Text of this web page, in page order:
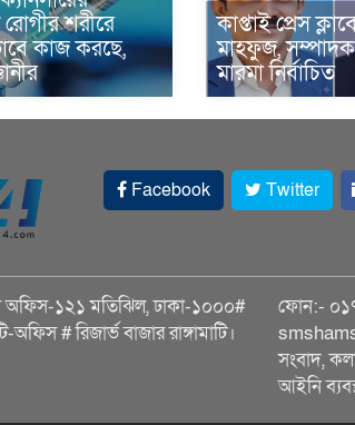
শরীরে
কাজ করছে,
কাপ্তাই প্রেস
মাহফুজ,
মারমা নির্বাচিত
Facebook Twitter
অফিস-১২১ মতিঝিল, ঢাকা-১০০০#
অফিস # রিজার্ভ বাজার রাঙ্গামাটি।
ফোন:-
সংবাদ,
আইনি